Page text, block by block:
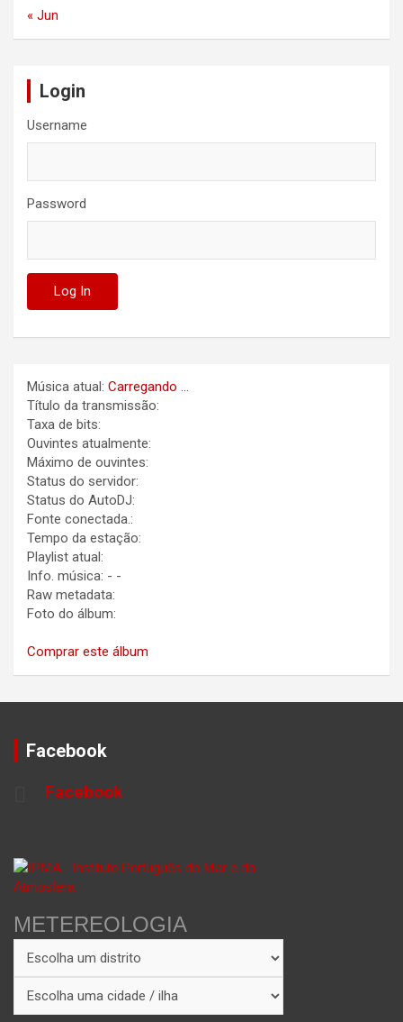
« Jun
Login
Username
Password
Música atual: Carregando ...
Título da transmissão:
Taxa de bits:
Ouvintes atualmente:
Máximo de ouvintes:
Status do servidor:
Status do AutoDJ:
Fonte conectada.:
Tempo da estação:
Playlist atual:
Info. música: - -
Raw metadata:
Foto do álbum:
Comprar este álbum
Facebook
Facebook
METEREOLOGIA